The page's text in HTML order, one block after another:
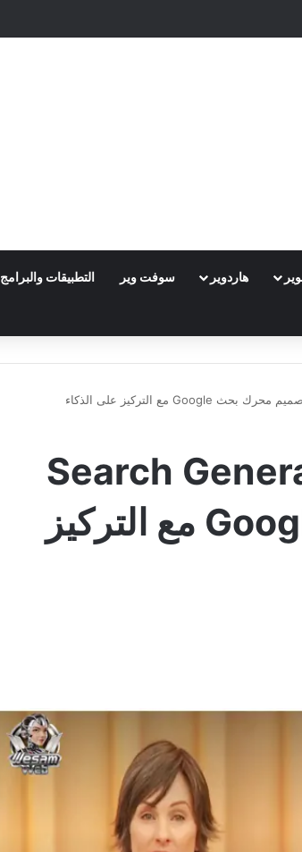
هاردوير سوفت وير التطبيقات والبرامج
Search Generative Experience (SGE) إعادة تصميم محرك بحث Google مع التركيز على الذكاء
Search
إعادة تصميم محرك بحث Google مع التركيز